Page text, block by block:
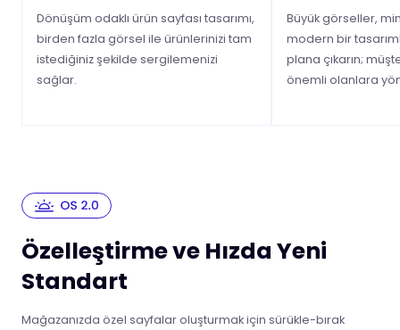
Dönüşüm odaklı ürün sayfası tasarımı,
birden fazla görsel ile ürünlerinizi tam
istediğiniz şekilde sergilemenizi
sağlar.
Büyük görseller,
modern bir
plana çıkarın;
önemli olanlara
Özelleştirme ve Hızda Yeni
Standart
Mağazanızda özel sayfalar oluşturmak için sürükle-bırak